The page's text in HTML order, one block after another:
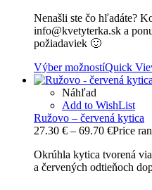
Nenašli ste čo hľadáte?
info@kvetyterka.sk a
požiadaviek 🙂
Výber možnostíQuick
Náhľad
Add to WishList
Ružovo – červená kytica
27.30 € – 69.70 €Price
Okrúhla kytica tvorená
a červených odtieňoch